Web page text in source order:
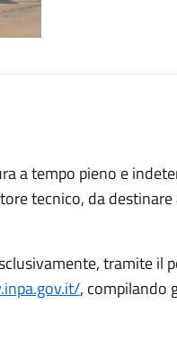
a tempo pieno e
tecnico, da destinare
tramite il
, compilando